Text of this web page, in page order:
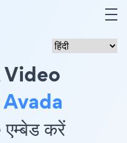
Video
Avada
करें